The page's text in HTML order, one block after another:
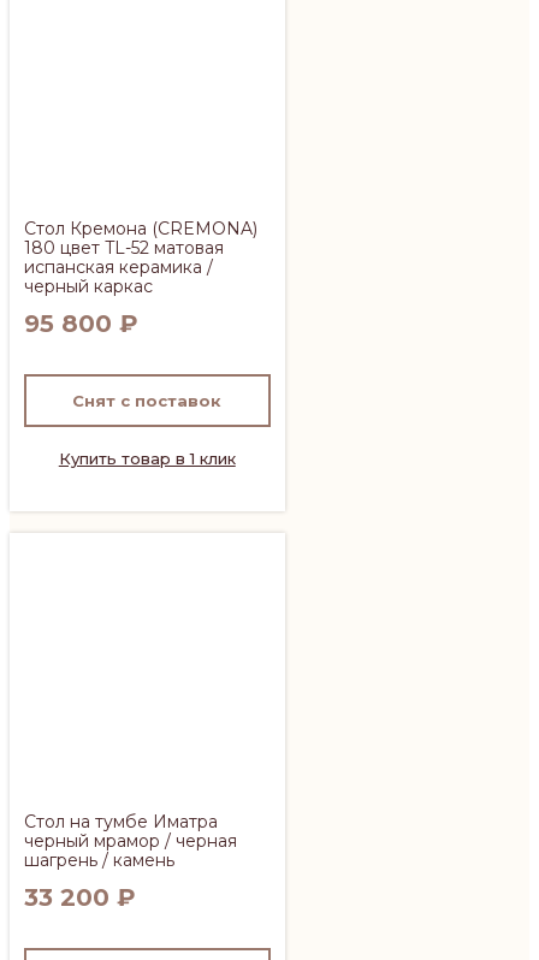
Стол Кремона (CREMONA)
180 цвет TL-52 матовая
испанская керамика /
черный каркас
95 800 ₽
Снят с поставок
Купить товар в 1 клик
Стол на тумбе Иматра
черный мрамор / черная
шагрень / камень
33 200 ₽